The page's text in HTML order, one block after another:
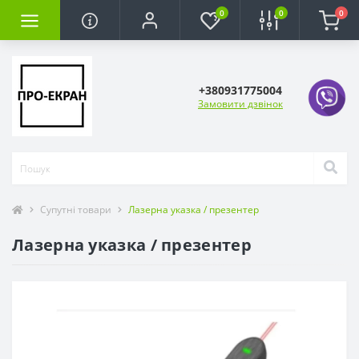
0 0 0
+380931775004
Замовити дзвінок
Супутні товари Лазерна указка / презентер
Лазерна указка / презентер